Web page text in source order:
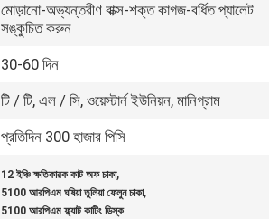
মোড়ানো-অভ্যন্তরীণ বাক্স-শক্ত কাগজ-বর্ধিত প্যালেট
সঙ্কুচিত করুন
30-60 দিন
টি / টি, এল / সি, ওয়েস্টার্ন ইউনিয়ন, মানিগ্রাম
প্রতিদিন 300 হাজার পিসি
12 ইঞ্চি ক্ষতিকারক কাট অফ চাকা,
5100 আরপিএম ঘষিয়া তুলিয়া ফেলুন চাকা,
5100 আরপিএম ফ্ল্যাট কাটিং ডিস্ক